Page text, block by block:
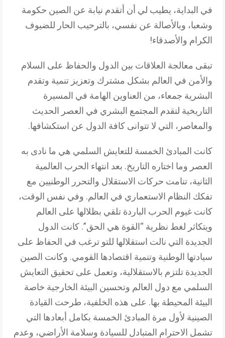
في البداية، يطيب لي أن أتقدم نيابة عن الصين حكومة
وشعبا، وبالأصالة عن نفسي، بالترحيب الحار للضيوف
الكرام والأصدقاء!
تبقى معالجة العلاقات بين الدول والحفاظ على السلام
والأمن في العالم بشكل مشترك وتعزيز تنمية وتقدم
البشرية جمعاء، من العناوين الهامة في المسيرة
التاريخية لتقدم المجتمع البشري في العصر الحديث
والمعاصر، التي لا تتوانى كافة الدول عن استكشافها.
كانت المبادئ الخمسة للتعايش السلمي هي ما نادى به
العصر وما اختاره التاريخ. بعد انتهاء الحرب العالمية
الثانية، تنامت حركات الاستقلال والتحرر الوطنيين مع
تفكك النظام الاستعماري في العالم. وفي نفس الوقت،
كانت غيوم الحرب الباردة تلقي بظلالها على العالم
ويتكاثر لغط نظرية “القوة هي الحق”. كانت الدول
الجديدة التي نالت استقلالها للتو ترغب في الحفاظ على
سيادتها الوطنية وتنمية اقتصادها القومي. وكانت الصين
الجديدة تلتزم بالاستقلالية، وتعمل على تحقيق التعايش
السلمي مع دول العالم وتحسين البيئة الخارجية خاصة
البيئة المحيطة بها. على هذه الخلفية، طرحت القيادة
الصينية لأول مرة المبادئ الخمسة بكامل أبعادها التي
تشمل الاحترام المتبادل للسيادة وسلامة الأراضي، وعدم